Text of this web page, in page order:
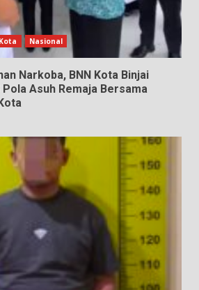
Kota Nasional
Narkoba, BNN Kota Binjai
Asuh Remaja Bersama